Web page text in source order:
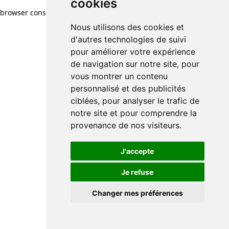
cookies
Nous utilisons des cookies et
d'autres technologies de suivi
pour améliorer votre expérience
de navigation sur notre site, pour
vous montrer un contenu
personnalisé et des publicités
ciblées, pour analyser le trafic de
notre site et pour comprendre la
provenance de nos visiteurs.
J'accepte
Je refuse
Changer mes préférences
browser console for more information)